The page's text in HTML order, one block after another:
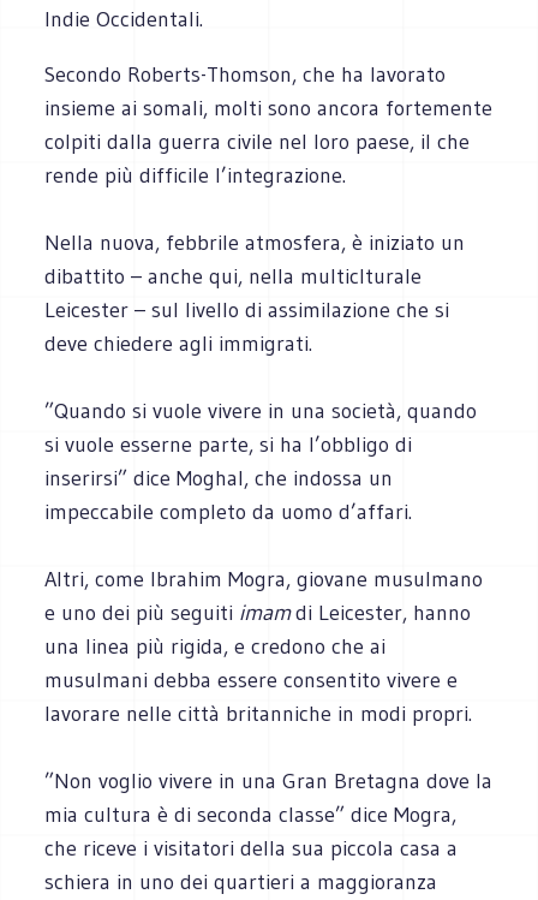
Indie Occidentali.
Secondo Roberts-Thomson, che ha lavorato
insieme ai somali, molti sono ancora fortemente
colpiti dalla guerra civile nel loro paese, il che
rende più difficile l’integrazione.
Nella nuova, febbrile atmosfera, è iniziato un
dibattito – anche qui, nella multiclturale
Leicester – sul livello di assimilazione che si
deve chiedere agli immigrati.
”Quando si vuole vivere in una società, quando
si vuole esserne parte, si ha l’obbligo di
inserirsi” dice Moghal, che indossa un
impeccabile completo da uomo d’affari.
Altri, come Ibrahim Mogra, giovane musulmano
e uno dei più seguiti imamdi Leicester, hanno
una linea più rigida, e credono che ai
musulmani debba essere consentito vivere e
lavorare nelle città britanniche in modi propri.
”Non voglio vivere in una Gran Bretagna dove la
mia cultura è di seconda classe” dice Mogra,
che riceve i visitatori della sua piccola casa a
schiera in uno dei quartieri a maggioranza